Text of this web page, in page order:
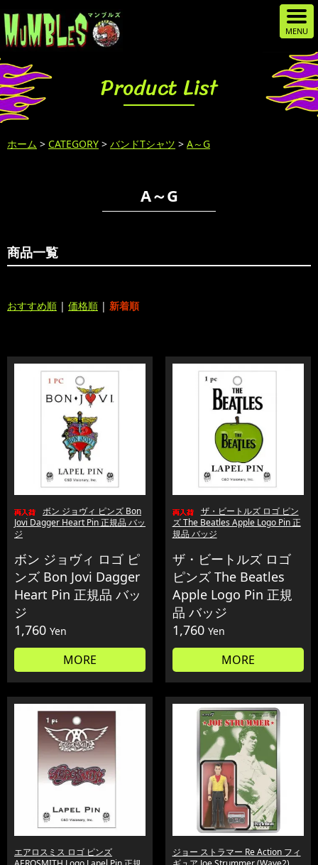
Product List
ホーム > CATEGORY > バンドTシャツ > A～G
A～G
商品一覧
おすすめ順 | 価格順 | 新着順
ボン ジョヴィ ピンズ Bon
Jovi Dagger Heart Pin 正規品 バッ
ジ
ボン ジョヴィ ロゴ ピ
ンズ Bon Jovi Dagger
Heart Pin 正規品 バッ
ジ
1,760 Yen
MORE
ザ・ビートルズ ロゴ ピン
ズ The Beatles Apple Logo Pin 正
規品 バッジ
ザ・ビートルズ ロゴ
ピンズ The Beatles
Apple Logo Pin 正規
品 バッジ
1,760 Yen
MORE
エアロスミス ロゴ ピンズ
ジョー ストラマー Re Action フィ